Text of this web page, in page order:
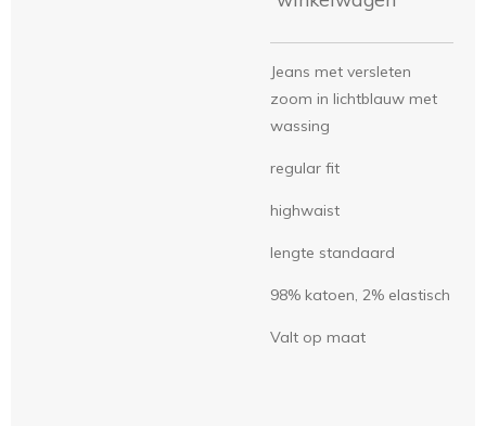
Jeans met versleten
zoom in lichtblauw met
wassing
regular fit
highwaist
lengte standaard
98% katoen, 2% elastisch
Valt op maat